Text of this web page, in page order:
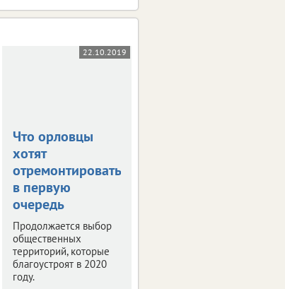
22.10.2019
Что орловцы
хотят
отремонтировать
в первую
очередь
Продолжается выбор
общественных
территорий, которые
благоустроят в 2020
году.